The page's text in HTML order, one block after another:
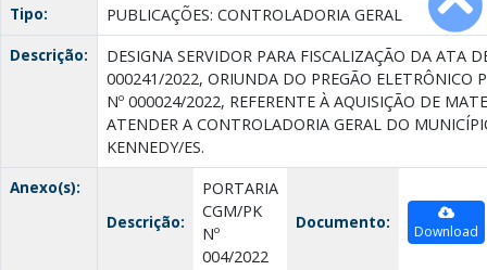
Tipo:
PUBLICAÇÕES: CONTROLADORIA GERAL
Descrição:
DESIGNA SERVIDOR PARA FISCALIZAÇÃO DA ATA
000241/2022, ORIUNDA DO PREGÃO ELETRÔNICO
Nº 000024/2022, REFERENTE À AQUISIÇÃO DE
ATENDER A CONTROLADORIA GERAL DO
KENNEDY/ES.
Anexo(s):
Descrição:
PORTARIA
CGM/PK
Nº
004/2022
Documento: Download